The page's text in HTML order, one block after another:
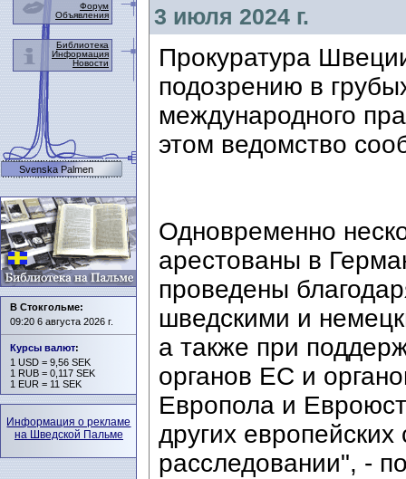
3 июля 2024 г.
Прокуратура
подозрению в
международного
этом ведомство
Одновременно
арестованы в
проведены
шведскими и
а также при
органов ЕС и
Европола и
других
расследовании", -
Форум
Объявления
Библиотека
Информация
Новости
Svenska Palmen
В Стокгольме:
09:20 6 августа 2026 г.
Курсы валют:
1 USD = 9,56 SEK
1 RUB = 0,117 SEK
1 EUR = 11 SEK
Информация о рекламе
на Шведской Пальме